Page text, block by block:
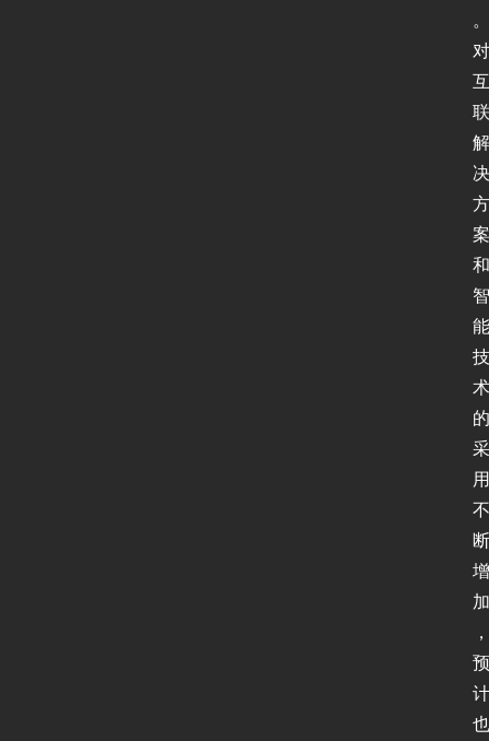
。
对
互
联
解
决
方
案
和
智
能
技
术
的
采
用
不
断
增
加
，
预
计
也